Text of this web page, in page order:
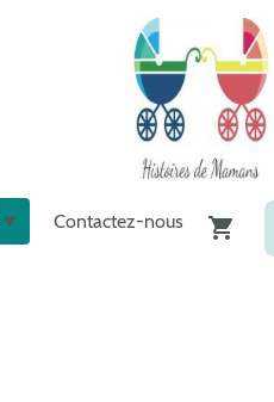
Contactez-nous